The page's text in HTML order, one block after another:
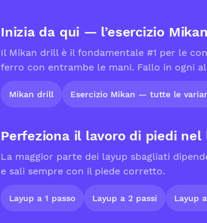
Inizia da qui — l’esercizio
Il Mikan drill è il fondamentale #1 per le
ferro con entrambe le mani. Fallo in ogni
Mikan drill Esercizio Mikan — tutte le
Perfeziona il lavoro di piedi nel
La maggior parte dei layup sbagliati
e sali sempre con il piede corretto.
Layup a 1 passo Layup a 2 passi Layup